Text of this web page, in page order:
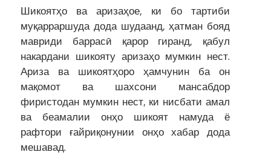
Шикоятҳо ва аризаҳое, ки бо тартиби
муқарраршуда дода шудаанд, ҳатман бояд
мавриди баррасӣ қарор гиранд, қабул
накардани шикояту аризаҳо мумкин нест.
Ариза ва шикоятҳоро ҳамчунин ба он
мақомот ва шахсони мансабдор
фиристодан мумкин нест, ки нисбати амал
ва беамалии онҳо шикоят намуда ё
рафтори ғайриқонунии онҳо хабар дода
мешавад.